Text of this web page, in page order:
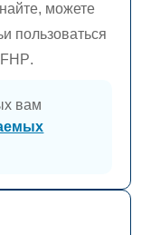
можете
пользоваться
.
вам